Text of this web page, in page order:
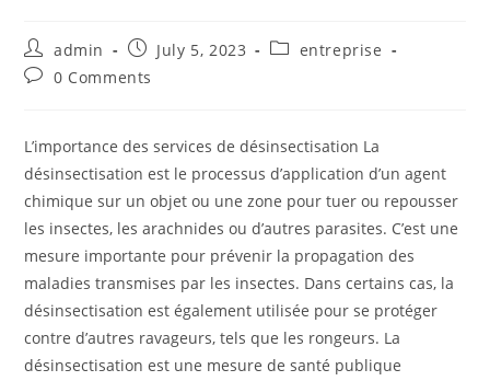
Post
author:
admin
Post
published:
July 5, 2023
Postentreprise
Post0 Comments
L’importance des services de désinsectisation La
désinsectisation est le processus d’application d’un agent
chimique sur un objet ou une zone pour tuer ou repousser
les insectes, les arachnides ou d’autres parasites. C’est une
mesure importante pour prévenir la propagation des
maladies transmises par les insectes. Dans certains cas, la
désinsectisation est également utilisée pour se protéger
contre d’autres ravageurs, tels que les rongeurs. La
désinsectisation est une mesure de santé publique